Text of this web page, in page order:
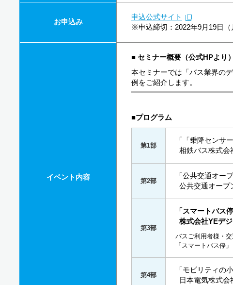
お申込み
申込公式サイト
※申込締切：2022年9月19日（
イベント内容
■ セミナー概要（公式HPより）
本セミナーでは「バス業界の
例をご紹介します。
■プログラム
第1部
「「乗降センサ
相鉄バス株式
第2部
「公共交通オー
公共交通オー
第3部
「スマートバス
株式会社YEデ
バスご利用者様・
「スマートバス停
第4部
「モビリティの
日本電気株式